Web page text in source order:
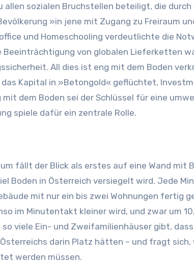
allen sozialen Bruchstellen beteiligt, die
»in jene mit Zugang zu Freiraum
und Homeschooling verdeutlichte die
Beeinträchtigung von globalen Lieferketten
All dies ist eng mit dem Boden
das Kapital in »Betongold« geflüchtet,
mit dem Boden sei der Schlüssel für eine
spiele dafür ein zentrale Rolle.
fällt der Blick als erstes auf eine Wand mit
Boden in Österreich versiegelt wird. Jede
mit nur ein bis zwei Wohnungen fertig
im Minutentakt kleiner wird, und zwar um
viele Ein- und Zweifamilienhäuser gibt,
darin Platz hätten – und fragt
werden müssen.